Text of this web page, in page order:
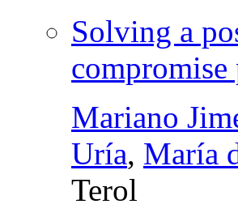
Solving a
Mariano
Uría, María
Terol